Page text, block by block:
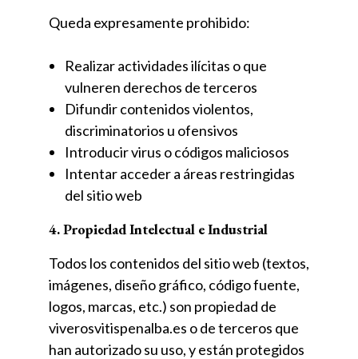
Queda expresamente prohibido:
Realizar actividades ilícitas o que
vulneren derechos de terceros
Difundir contenidos violentos,
discriminatorios u ofensivos
Introducir virus o códigos maliciosos
Intentar acceder a áreas restringidas
del sitio web
4. Propiedad Intelectual e Industrial
Todos los contenidos del sitio web (textos,
imágenes, diseño gráfico, código fuente,
logos, marcas, etc.) son propiedad de
viverosvitispenalba.es o de terceros que
han autorizado su uso, y están protegidos